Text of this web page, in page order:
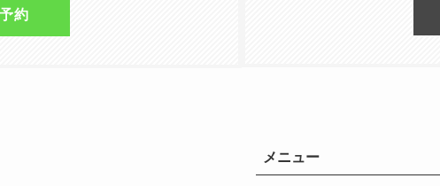
約
メニュー